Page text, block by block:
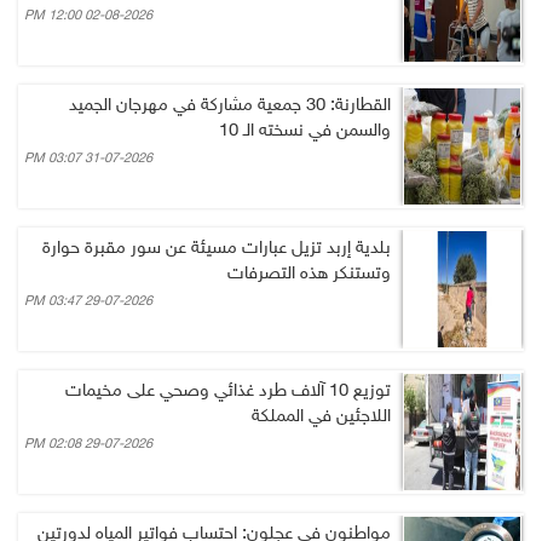
02-08-2026 12:00 PM
القطارنة: 30 جمعية مشاركة في مهرجان الجميد
والسمن في نسخته الـ 10
31-07-2026 03:07 PM
بلدية إربد تزيل عبارات مسيئة عن سور مقبرة حوارة
وتستنكر هذه التصرفات
29-07-2026 03:47 PM
توزيع 10 آلاف طرد غذائي وصحي على مخيمات
اللاجئين في المملكة
29-07-2026 02:08 PM
مواطنون في عجلون: احتساب فواتير المياه لدورتين